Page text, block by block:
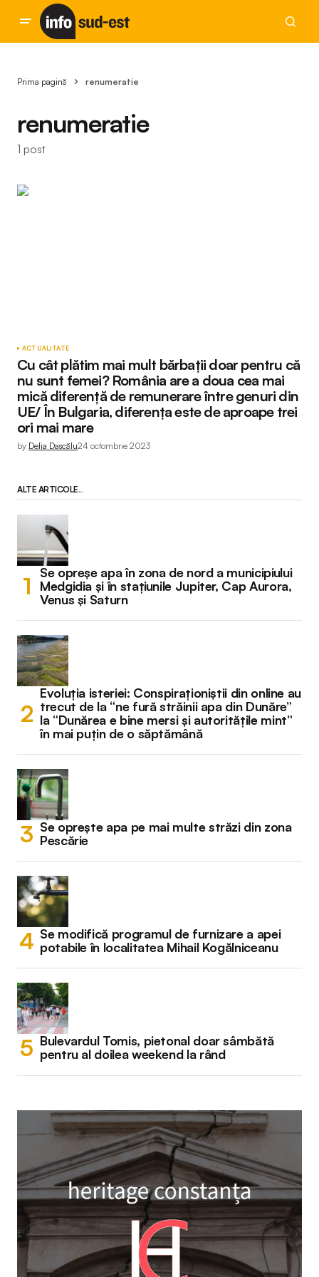
Prima pagină renumeratie
renumeratie
1 post
ACTUALITATE
Cu cât plătim mai mult bărbații doar pentru că
nu sunt femei? România are a doua cea mai
mică diferență de remunerare între genuri din
UE/ În Bulgaria, diferența este de aproape trei
ori mai mare
by Delia Dascălu24 octombrie 2023
ALTE ARTICOLE...
Se opreșe apa în zona de nord a municipiului
Medgidia și în stațiunile Jupiter, Cap Aurora,
Venus și Saturn
Evoluția isteriei: Conspiraționiștii din online au
trecut de la “ne fură străinii apa din Dunăre”
la “Dunărea e bine mersi și autoritățile mint”
în mai puțin de o săptămână
Se oprește apa pe mai multe străzi din zona
Pescărie
Se modifică programul de furnizare a apei
potabile în localitatea Mihail Kogălniceanu
Bulevardul Tomis, pietonal doar sâmbătă
pentru al doilea weekend la rând